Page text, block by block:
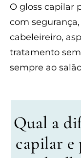
O gloss capilar
com
cabeleireiro,
tratamento
sempre ao
Qual a
capilar e